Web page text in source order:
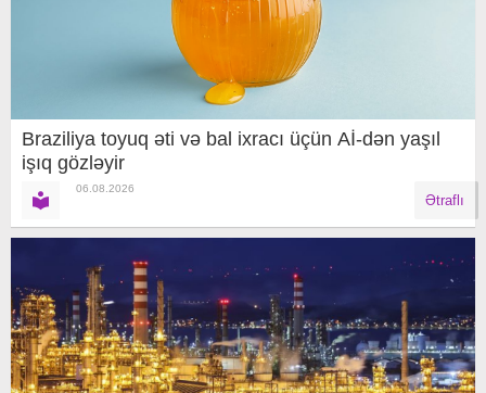
Braziliya toyuq əti və bal ixracı üçün Aİ-dən yaşıl
işıq gözləyir
06.08.2026
Ətraflı